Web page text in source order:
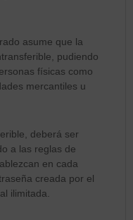
asume que la
pudiendo
físicas como
mercantiles u
deberá ser
a las reglas de
en cada
creada por el
ilimitada.